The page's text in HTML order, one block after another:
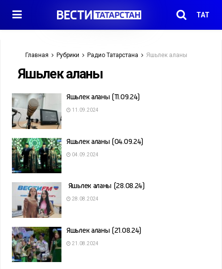
ТАТ
Главная Рубрики Радио Татарстана Яшьлек аланы
Яшьлек аланы
Яшьлек аланы (11.09.24)
11.09.2024
Яшьлек аланы (04.09.24)
04.09.2024
Яшьлек аланы (28.08.24)
28.08.2024
Яшьлек аланы (21.08.24)
21.08.2024